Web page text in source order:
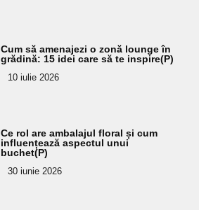
Cum să amenajezi o zonă lounge în
grădină: 15 idei care să te inspire(P)
10 iulie 2026
Ce rol are ambalajul floral și cum
influențează aspectul unui
buchet(P)
30 iunie 2026